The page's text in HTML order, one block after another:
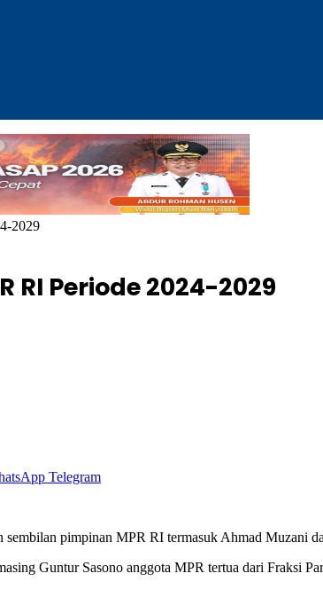
2029
Periode 2024-2029
Telegram
pimpinan MPR RI termasuk Ahmad Muzani
Guntur Sasono anggota MPR tertua dari Fraksi